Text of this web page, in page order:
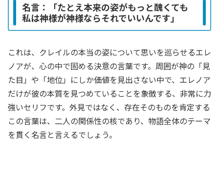
名言：「たとえ本来の姿がもっと醜くても
私は神様が神様ならそれでいいんです」
これは、クレイルの本当の姿について思いを巡らせるエレ
ノアが、心の中で固める決意の言葉です。周囲が神の「見
た目」や「地位」にしか価値を見出さない中で、エレノア
だけが彼の本質を見つめていることを象徴する、非常に力
強いセリフです。外見ではなく、存在そのものを肯定する
この言葉は、二人の関係性の核であり、物語全体のテーマ
を貫く名言と言えるでしょう。